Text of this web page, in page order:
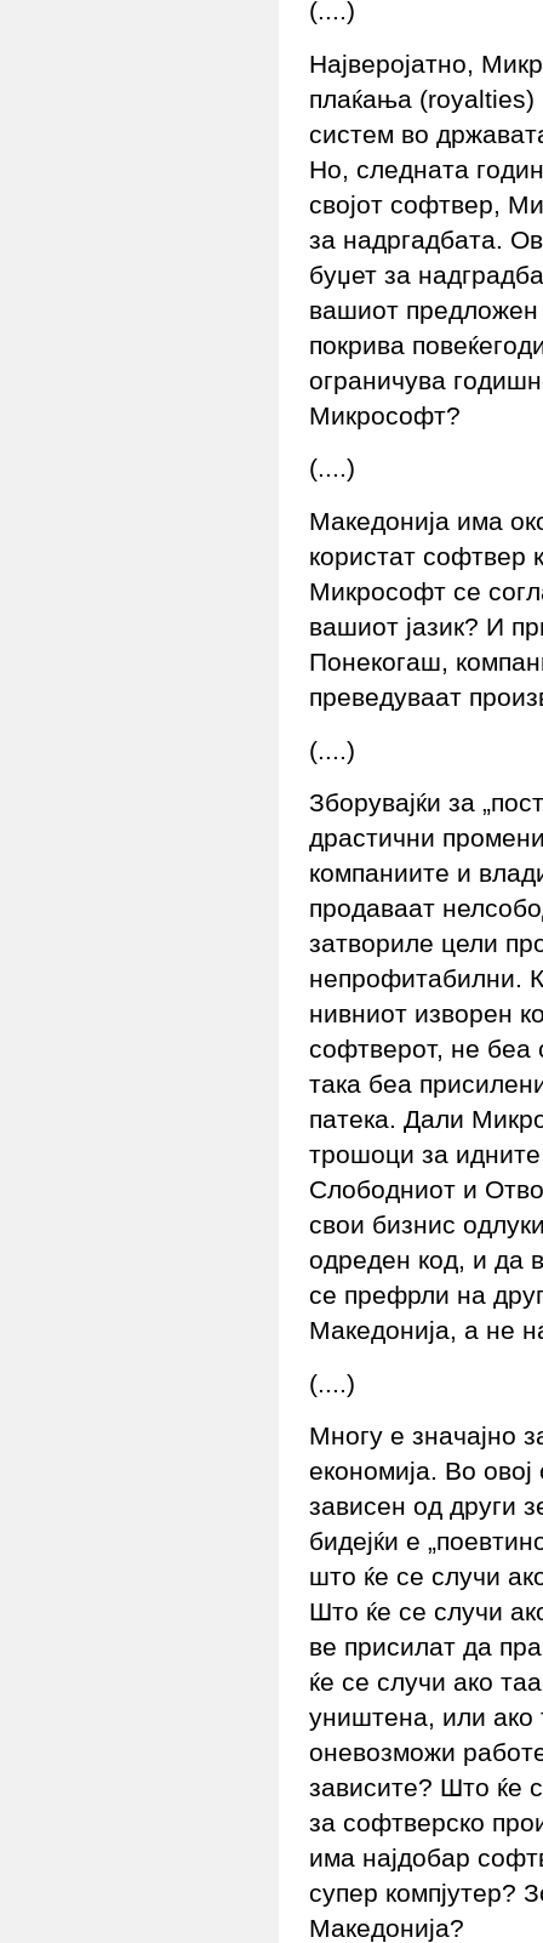
(....)
Најверојатно,
плаќања (royalties)
систем во
Но, следната
својот софтвер,
за надргадбата.
буџет за
вашиот предложен
покрива
ограничува
Микрософт?
(....)
Македонија има
користат софтвер
Микрософт се
вашиот јазик? И
Понекогаш,
преведуваат
(....)
Зборувајќи за
драстични
компаниите и
продаваат
затвориле цели
непрофитабилни.
нивниот изворен
софтверот, не беа
така беа
патека. Дали
трошоци за
Слободниот и
свои бизнис
одреден код, и да
се префрли на
Македонија, а не
(....)
Многу е значајно
економија. Во
зависен од други
бидејќи е
што ќе се случи
Што ќе се случи
ве присилат да
ќе се случи ако
уништена, или ако
оневозможи
зависите? Што ќе
за софтверско
има најдобар
супер компјутер?
Македонија?